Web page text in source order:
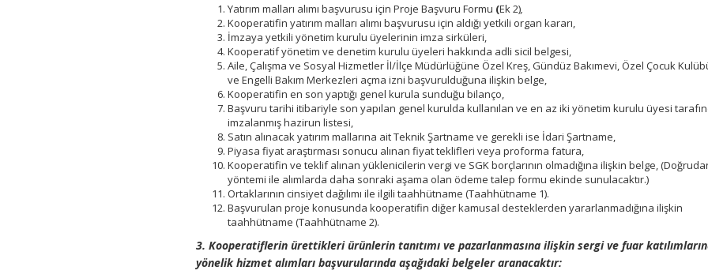
Yatırım malları alımı başvurusu için Proje Başvuru Formu (Ek 2)
Kooperatifin yatırım malları alımı başvurusu için aldığı yetkili organ kararı,
İmzaya yetkili yönetim kurulu üyelerinin imza sirküleri,
Kooperatif yönetim ve denetim kurulu üyeleri hakkında adli sicil belgesi,
Aile, Çalışma ve Sosyal Hizmetler İl/İlçe Müdürlüğüne Özel Kreş, Gündüz Bakımevi, Özel Çocuk
ve Engelli Bakım Merkezleri açma izni başvurulduğuna ilişkin belge,
Kooperatifin en son yaptığı genel kurula sunduğu bilanço,
Başvuru tarihi itibariyle son yapılan genel kurulda kullanılan ve en az iki yönetim kurulu üyesi
imzalanmış hazirun listesi,
Satın alınacak yatırım mallarına ait Teknik Şartname ve gerekli ise İdari Şartname,
Piyasa fiyat araştırması sonucu alınan fiyat teklifleri veya proforma fatura,
Kooperatifin ve teklif alınan yüklenicilerin vergi ve SGK borçlarının olmadığına ilişkin belge,
yöntemi ile alımlarda daha sonraki aşama olan ödeme talep formu ekinde sunulacaktır.)
Ortaklarının cinsiyet dağılımı ile ilgili taahhütname (Taahhütname 1).
Başvurulan proje konusunda kooperatifin diğer kamusal desteklerden yararlanmadığına ilişkin
taahhütname (Taahhütname 2).
3. Kooperatiflerin ürettikleri ürünlerin tanıtımı ve pazarlanmasına ilişkin sergi ve fuar
yönelik hizmet alımları başvurularında aşağıdaki belgeler aranacaktır: